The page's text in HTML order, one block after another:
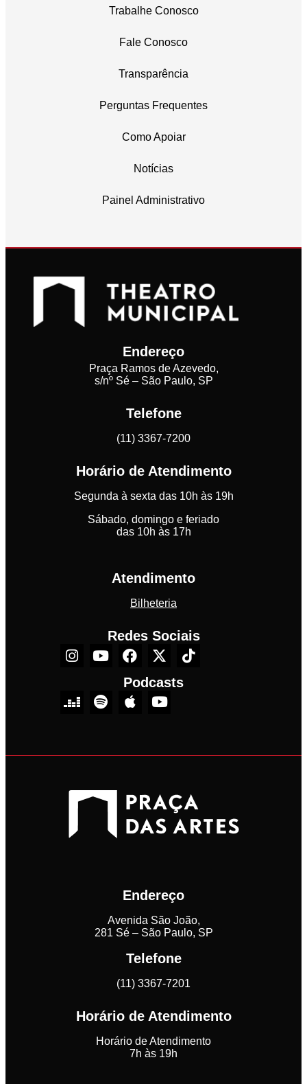
Trabalhe Conosco
Fale Conosco
Transparência
Perguntas Frequentes
Como Apoiar
Notícias
Painel Administrativo
Endereço
Praça Ramos de Azevedo,
s/nº Sé – São Paulo, SP
Telefone
(11) 3367-7200
Horário de Atendimento
Segunda à sexta das 10h às 19h
Sábado, domingo e feriado
das 10h às 17h
Atendimento
Bilheteria
Redes Sociais
Podcasts
Endereço
Avenida São João,
281 Sé – São Paulo, SP
Telefone
(11) 3367-7201
Horário de Atendimento
Horário de Atendimento
7h às 19h